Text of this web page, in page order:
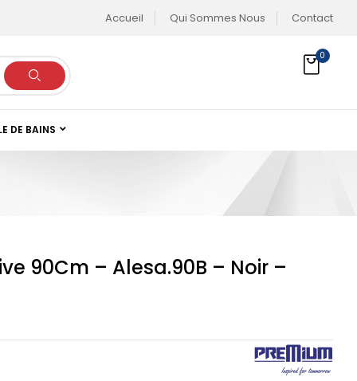
Accueil Qui Sommes Nous Contact
0
DE BAINS
90Cm – Alesa.90B – Noir –